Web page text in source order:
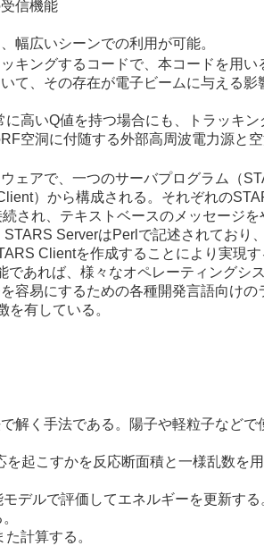
信機能
幅広いシーンでの利用が可能。
キングするコードで、本コードを用い
て、その存在が電子ビームに与える影
高いQ値を持つ場合にも、トラッキン
空洞に付随する外部高周波電力源と
ェアで、一つのサーバプログラム（
）から構成される。それぞれの
され、テキストベースのメッセージを
ServerはPerlで記述されており
Clientを作成することにより実現
あれば、様々なオペレーティングシ
容易にするための各種開発言語向けの
有している。
解く手法である。陽子や軽粒子などで
起こすかを反応断面積と一様乱数を
デルで評価してエネルギーを更新する
計算する。